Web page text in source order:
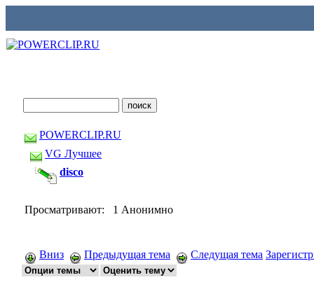
POWERCLIP.RU
VG Лучшее
disco
Просматривают: 1 Анонимно
Вниз Предыдущая тема Следущая тема